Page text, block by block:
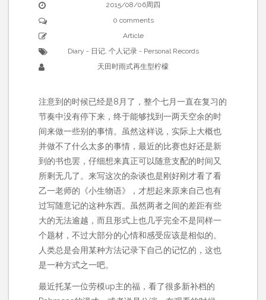
2015/08/06周四
0 comments
Article
Diary - 日记, 个人记录 - Personal Records
天田时雨式再生型柠檬
注意到的时候已经是8月了，整个七月一直在复习的
节奏中没有停下来，终于能够找到一两天空余的时
间来做一些别的事情。虽然这样说，实际上大概也
并做不了什么太多的事情，最近的比赛也好还是新
到的书也罢，仔细想来真正可以随意支配的时间又
所剩无几了。来写这次的杂谈也是刚好刚才看了看
乙一老师的《小生物语》，才想起来原来自己也有
过写随意记的这种东西。虽然两者之间的差距有些
大的无法逾越，而且形式上也几乎完全不是同样一
个题材，不过大部分的心情和感受应该是相似的。
人类总是会用某种方法记录下自己的记忆的，这也
是一种方式之一吧。
最近托某一位劳模up主的福，看了很多新补档的